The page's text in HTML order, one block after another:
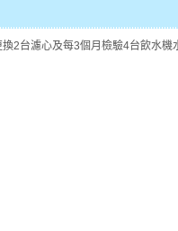
2台濾心及每3個月檢驗4台飲水機